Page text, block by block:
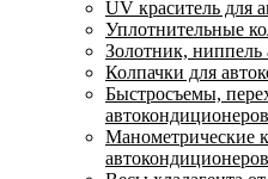
UV краситель для
Уплотнительные
Золотник, ниппель
Колпачки для
Быстросъемы,
автокондиционеров
Манометрические
автокондиционеров